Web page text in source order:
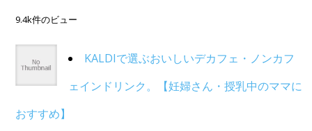
9.4k件のビュー
KALDIで選ぶおいしいデカフェ・ノンカフ
ェインドリンク。【妊婦さん・授乳中のママに
おすすめ】